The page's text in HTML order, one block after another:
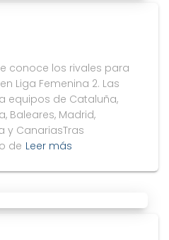
conoce los rivales para
Liga Femenina 2. Las
equipos de Cataluña,
Baleares, Madrid,
y CanariasTras
de Leer más